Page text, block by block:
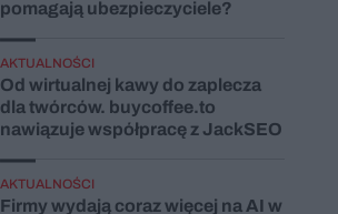
pomagają ubezpieczyciele?
AKTUALNOŚCI
Od wirtualnej kawy do zaplecza
dla twórców. buycoffee.to
nawiązuje współpracę z JackSEO
AKTUALNOŚCI
Firmy wydają coraz więcej na AI w